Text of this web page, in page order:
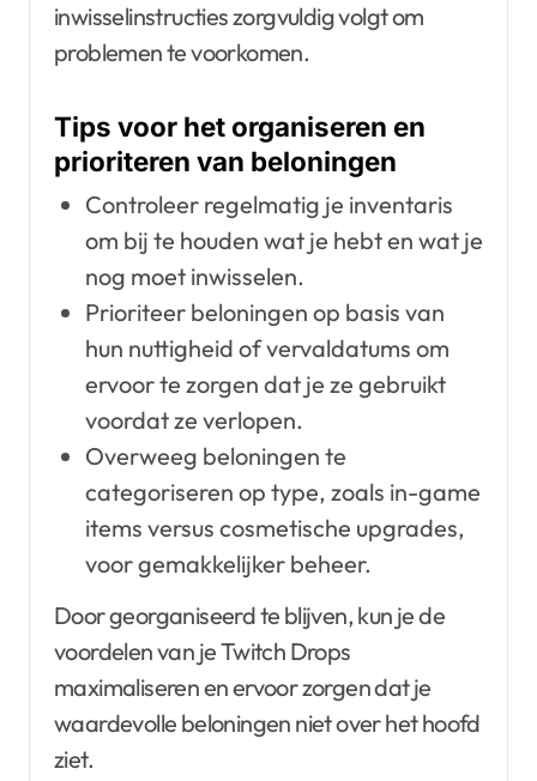
inwisselinstructies zorgvuldig volgt om
problemen te voorkomen.
Tips voor het organiseren en
prioriteren van beloningen
Controleer regelmatig je inventaris
om bij te houden wat je hebt en wat je
nog moet inwisselen.
Prioriteer beloningen op basis van
hun nuttigheid of vervaldatums om
ervoor te zorgen dat je ze gebruikt
voordat ze verlopen.
Overweeg beloningen te
categoriseren op type, zoals in-game
items versus cosmetische upgrades,
voor gemakkelijker beheer.
Door georganiseerd te blijven, kun je de
voordelen van je Twitch Drops
maximaliseren en ervoor zorgen dat je
waardevolle beloningen niet over het hoofd
ziet.